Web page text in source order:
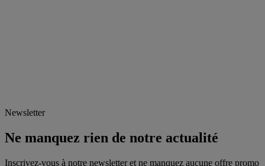
Newsletter
Ne manquez rien de notre actualité
Inscrivez-vous à notre newsletter et ne manquez aucune offre promo